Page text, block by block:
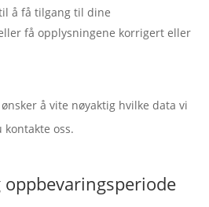
å få tilgang til dine
få opplysningene korrigert eller
å vite nøyaktig hvilke data vi
oss.
oppbevaringsperiode